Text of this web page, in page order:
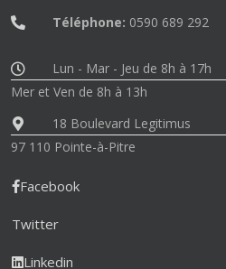
Téléphone: 0590 689 292
Lun - Mar - Jeu de 8h à 17h
Mer et Ven de 8h à 13h
18 Boulevard Legitimus
97 110 Pointe-à-Pitre
Facebook
Twitter
Linkedin